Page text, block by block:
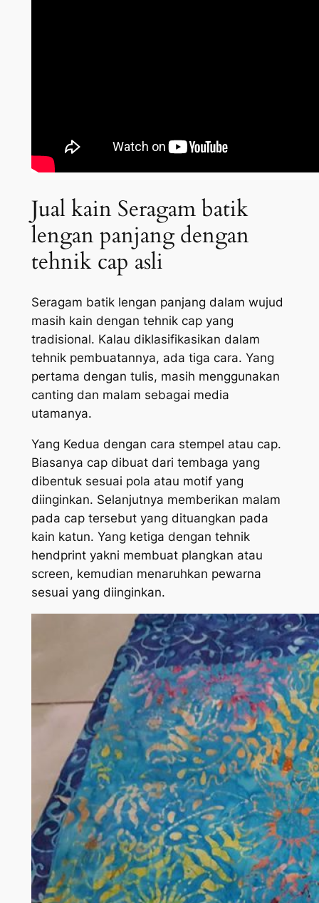
Jual kain Seragam batik
lengan panjang dengan
tehnik cap asli
Seragam batik lengan panjang dalam wujud
masih kain dengan tehnik cap yang
tradisional. Kalau diklasifikasikan dalam
tehnik pembuatannya, ada tiga cara. Yang
pertama dengan tulis, masih menggunakan
canting dan malam sebagai media
utamanya.
Yang Kedua dengan cara stempel atau cap.
Biasanya cap dibuat dari tembaga yang
dibentuk sesuai pola atau motif yang
diinginkan. Selanjutnya memberikan malam
pada cap tersebut yang dituangkan pada
kain katun. Yang ketiga dengan tehnik
hendprint yakni membuat plangkan atau
screen, kemudian menaruhkan pewarna
sesuai yang diinginkan.